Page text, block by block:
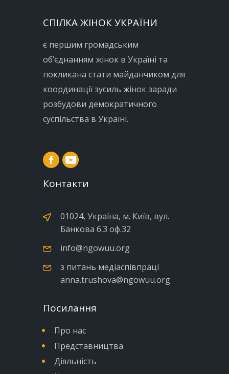
СПІЛКА ЖІНОК УКРАЇНИ
є першим громадським
об’єднанням жінок в Україні та
покликана стати майданчиком для
координації зусиль жінок заради
розбудови демократичного
суспільства в Україні.
Контакти
01024, Україна, м. Київ, вул.
Банкова б.3 оф.32
info@ngowuu.org
з питань медіаспівпраці
anna.trushova@ngowuu.org
Посилання
Про нас
Представництва
Діяльність